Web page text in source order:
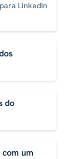
LinkedIn
do
um